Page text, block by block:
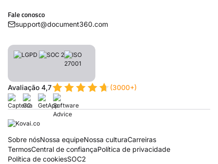
Fale conosco
support@document360.com
Avaliação 4,7 (3000+)
Sobre nósNossa equipeNossa culturaCarreiras
TermosCentral de confiançaPolítica de privacidade
Política de cookiesSOC2